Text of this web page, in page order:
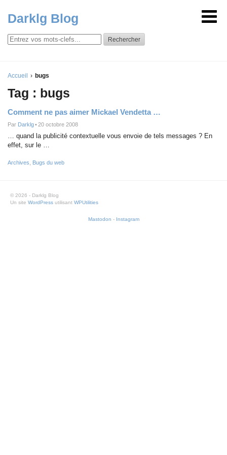
Darklg Blog
Rechercher
Accueil bugs
Tag : bugs
Comment ne pas aimer Mickael Vendetta …
Par Darklg•20 octobre 2008
… quand la publicité contextuelle vous envoie de tels messages ? En
effet, sur le …
Archives Bugs du web
© 2026 - Darklg Blog
Un site WordPress utilisant WPUtilities
Mastodon - Instagram